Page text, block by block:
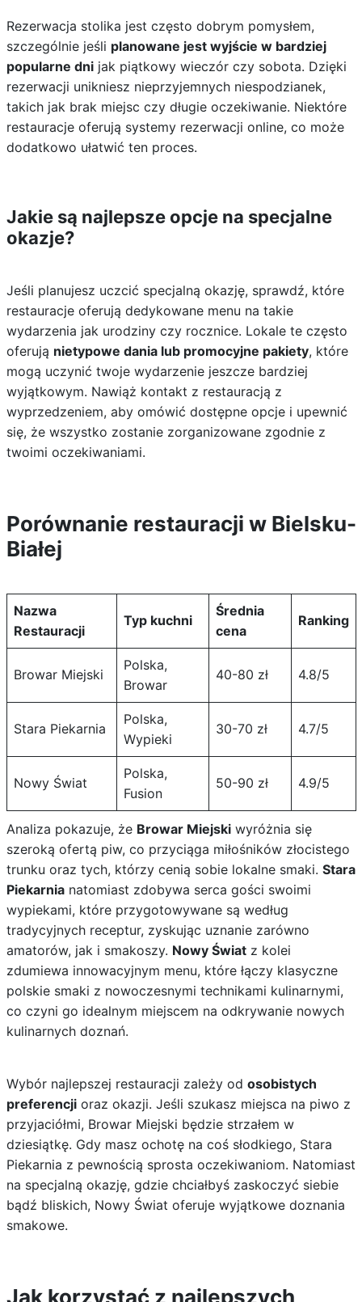
Rezerwacja stolika jest często dobrym pomysłem,
szczególnie jeśli planowane jest wyjście w bardziej
popularne dnijak piątkowy wieczór czy sobota. Dzięki
rezerwacji unikniesz nieprzyjemnych niespodzianek,
takich jak brak miejsc czy długie oczekiwanie. Niektóre
restauracje oferują systemy rezerwacji online, co może
dodatkowo ułatwić ten proces.
Jakie są najlepsze opcje na specjalne
okazje?
Jeśli planujesz uczcić specjalną okazję, sprawdź, które
restauracje oferują dedykowane menu na takie
wydarzenia jak urodziny czy rocznice. Lokale te często
oferują nietypowe dania lub promocyjne pakiety, które
mogą uczynić twoje wydarzenie jeszcze bardziej
wyjątkowym. Nawiąż kontakt z restauracją z
wyprzedzeniem, aby omówić dostępne opcje i upewnić
się, że wszystko zostanie zorganizowane zgodnie z
twoimi oczekiwaniami.
Porównanie restauracji w Bielsku-
Białej
Nazwa
Restauracji
Typ kuchni
Średnia
cena
Ranking
Browar Miejski
Polska,
Browar
40-80 zł 4.8/5
Stara Piekarnia
Polska,
Wypieki
30-70 zł 4.7/5
Nowy Świat
Polska,
Fusion
50-90 zł 4.9/5
Analiza pokazuje, że Browar Miejskiwyróżnia się
szeroką ofertą piw, co przyciąga miłośników złocistego
trunku oraz tych, którzy cenią sobie lokalne smaki. Stara
Piekarnianatomiast zdobywa serca gości swoimi
wypiekami, które przygotowywane są według
tradycyjnych receptur, zyskując uznanie zarówno
amatorów, jak i smakoszy. Nowy Światz kolei
zdumiewa innowacyjnym menu, które łączy klasyczne
polskie smaki z nowoczesnymi technikami kulinarnymi,
co czyni go idealnym miejscem na odkrywanie nowych
kulinarnych doznań.
Wybór najlepszej restauracji zależy od osobistych
preferencjioraz okazji. Jeśli szukasz miejsca na piwo z
przyjaciółmi, Browar Miejski będzie strzałem w
dziesiątkę. Gdy masz ochotę na coś słodkiego, Stara
Piekarnia z pewnością sprosta oczekiwaniom. Natomiast
na specjalną okazję, gdzie chciałbyś zaskoczyć siebie
bądź bliskich, Nowy Świat oferuje wyjątkowe doznania
smakowe.
Jak korzystać z najlepszych